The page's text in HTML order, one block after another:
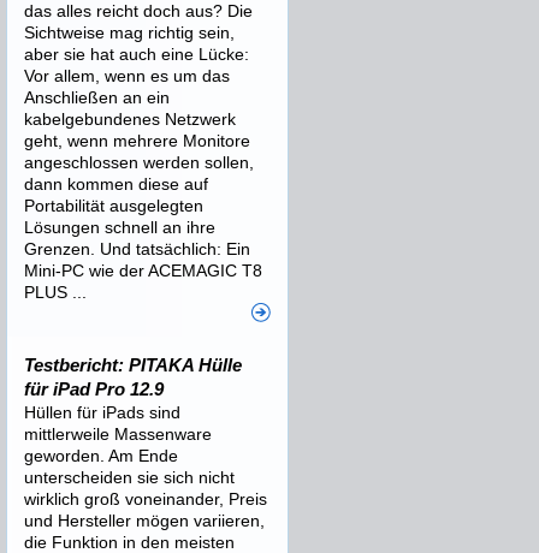
das alles reicht doch aus? Die
Sichtweise mag richtig sein,
aber sie hat auch eine Lücke:
Vor allem, wenn es um das
Anschließen an ein
kabelgebundenes Netzwerk
geht, wenn mehrere Monitore
angeschlossen werden sollen,
dann kommen diese auf
Portabilität ausgelegten
Lösungen schnell an ihre
Grenzen. Und tatsächlich: Ein
Mini-PC wie der ACEMAGIC T8
PLUS ...
Testbericht: PITAKA Hülle
für iPad Pro 12.9
Hüllen für iPads sind
mittlerweile Massenware
geworden. Am Ende
unterscheiden sie sich nicht
wirklich groß voneinander, Preis
und Hersteller mögen variieren,
die Funktion in den meisten